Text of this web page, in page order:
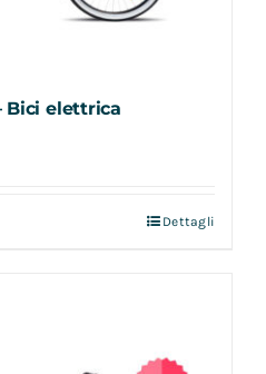
Bici elettrica
Dettagli